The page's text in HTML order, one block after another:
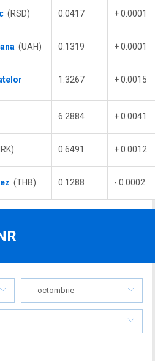
(RSD) 0.0417 + 0.0001
(UAH) 0.1319 + 0.0001
1.3267 + 0.0015
6.2884 + 0.0041
0.6491 + 0.0012
(THB) 0.1288 - 0.0002
octombrie